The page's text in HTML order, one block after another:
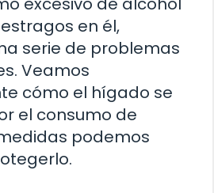
en él,
serie de problemas
Veamos
cómo el hígado se
el consumo de
podemos